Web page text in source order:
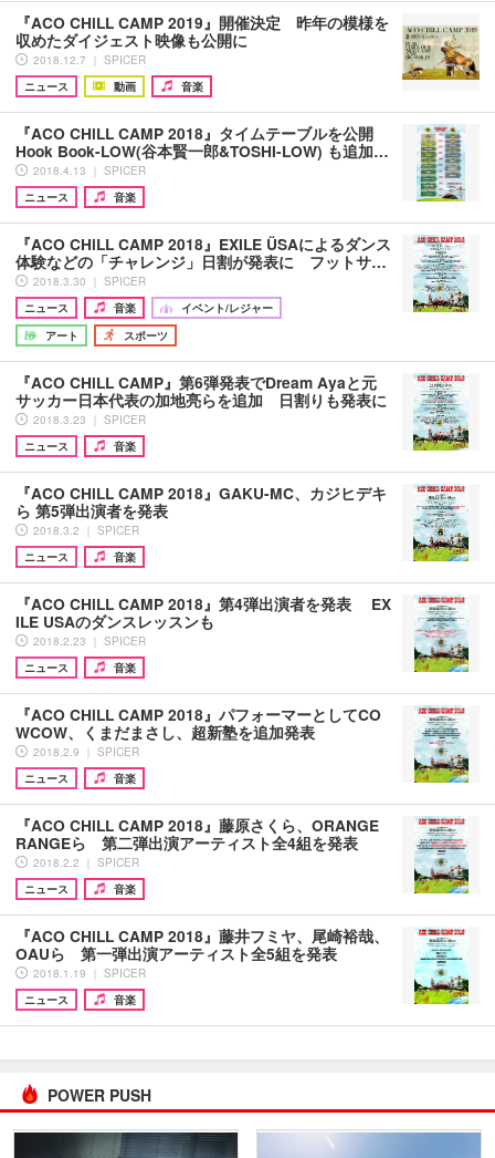
『ACO CHiLL CAMP 2019』開催決定 昨年の模様を
収めたダイジェスト映像も公開に
2018.12.7 ｜ SPICER
ニュース
動画 音楽
『ACO CHiLL CAMP 2018』タイムテーブルを公開
Hook Book-LOW(谷本賢一郎&TOSHI-LOW) も追加…
2018.4.13 ｜ SPICER
ニュース
音楽
『ACO CHiLL CAMP 2018』EXILE ÜSAによるダンス
体験などの「チャレンジ」日割が発表に フットサ…
2018.3.30 ｜ SPICER
ニュース
音楽
イベント/レジャー
アート
スポーツ
『ACO CHiLL CAMP』第6弾発表でDream Ayaと元
サッカー日本代表の加地亮らを追加 日割りも発表に
2018.3.23 ｜ SPICER
ニュース
音楽
『ACO CHiLL CAMP 2018』GAKU-MC、カジヒデキ
ら 第5弾出演者を発表
2018.3.2 ｜ SPICER
ニュース
音楽
『ACO CHiLL CAMP 2018』第4弾出演者を発表 EX
ILE USAのダンスレッスンも
2018.2.23 ｜ SPICER
ニュース
音楽
『ACO CHiLL CAMP 2018』パフォーマーとしてCO
WCOW、くまだまさし、超新塾を追加発表
2018.2.9 ｜ SPICER
ニュース
音楽
『ACO CHiLL CAMP 2018』藤原さくら、ORANGE
RANGEら 第二弾出演アーティスト全4組を発表
2018.2.2 ｜ SPICER
ニュース
音楽
『ACO CHiLL CAMP 2018』藤井フミヤ、尾崎裕哉、
OAUら 第一弾出演アーティスト全5組を発表
2018.1.19 ｜ SPICER
ニュース
音楽
POWER PUSH